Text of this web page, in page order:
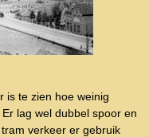
is te zien hoe weinig
lag wel dubbel spoor en
verkeer er gebruik